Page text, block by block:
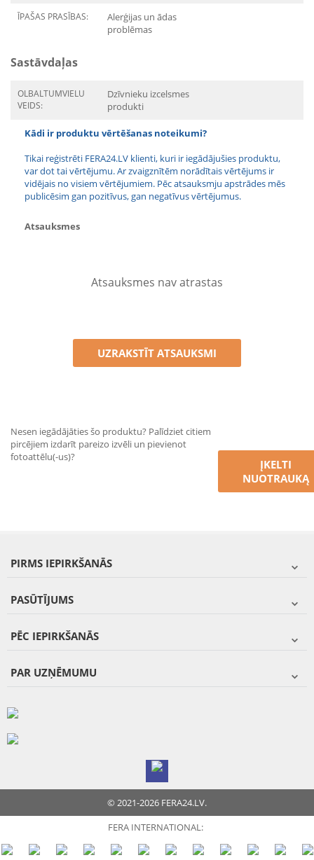
ĪPAŠAS PRASĪBAS:
Alerģijas un ādas
problēmas
Sastāvdaļas
OLBALTUMVIELU
VEIDS:
Dzīvnieku izcelsmes
produkti
Kādi ir produktu vērtēšanas noteikumi?
Tikai reģistrēti FERA24.LV klienti, kuri ir iegādājušies produktu,
var dot tai vērtējumu. Ar zvaigznītēm norādītais vērtējums ir
vidējais no visiem vērtējumiem. Pēc atsauksmju apstrādes mēs
publicēsim gan pozitīvus, gan negatīvus vērtējumus.
Atsauksmes
Atsauksmes nav atrastas
UZRAKSTĪT ATSAUKSMI
Nesen iegādājāties šo produktu? Palīdziet citiem
pircējiem izdarīt pareizo izvēli un pievienot
fotoattēlu(-us)?
ĮKELTI
NUOTRAUKĄ
PIRMS IEPIRKŠANĀS
PASŪTĪJUMS
PĒC IEPIRKŠANĀS
PAR UZŅĒMUMU
© 2021-2026 FERA24.LV.
FERA INTERNATIONAL: